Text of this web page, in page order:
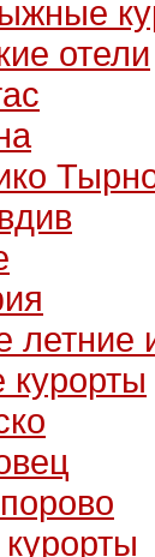
отели
летние